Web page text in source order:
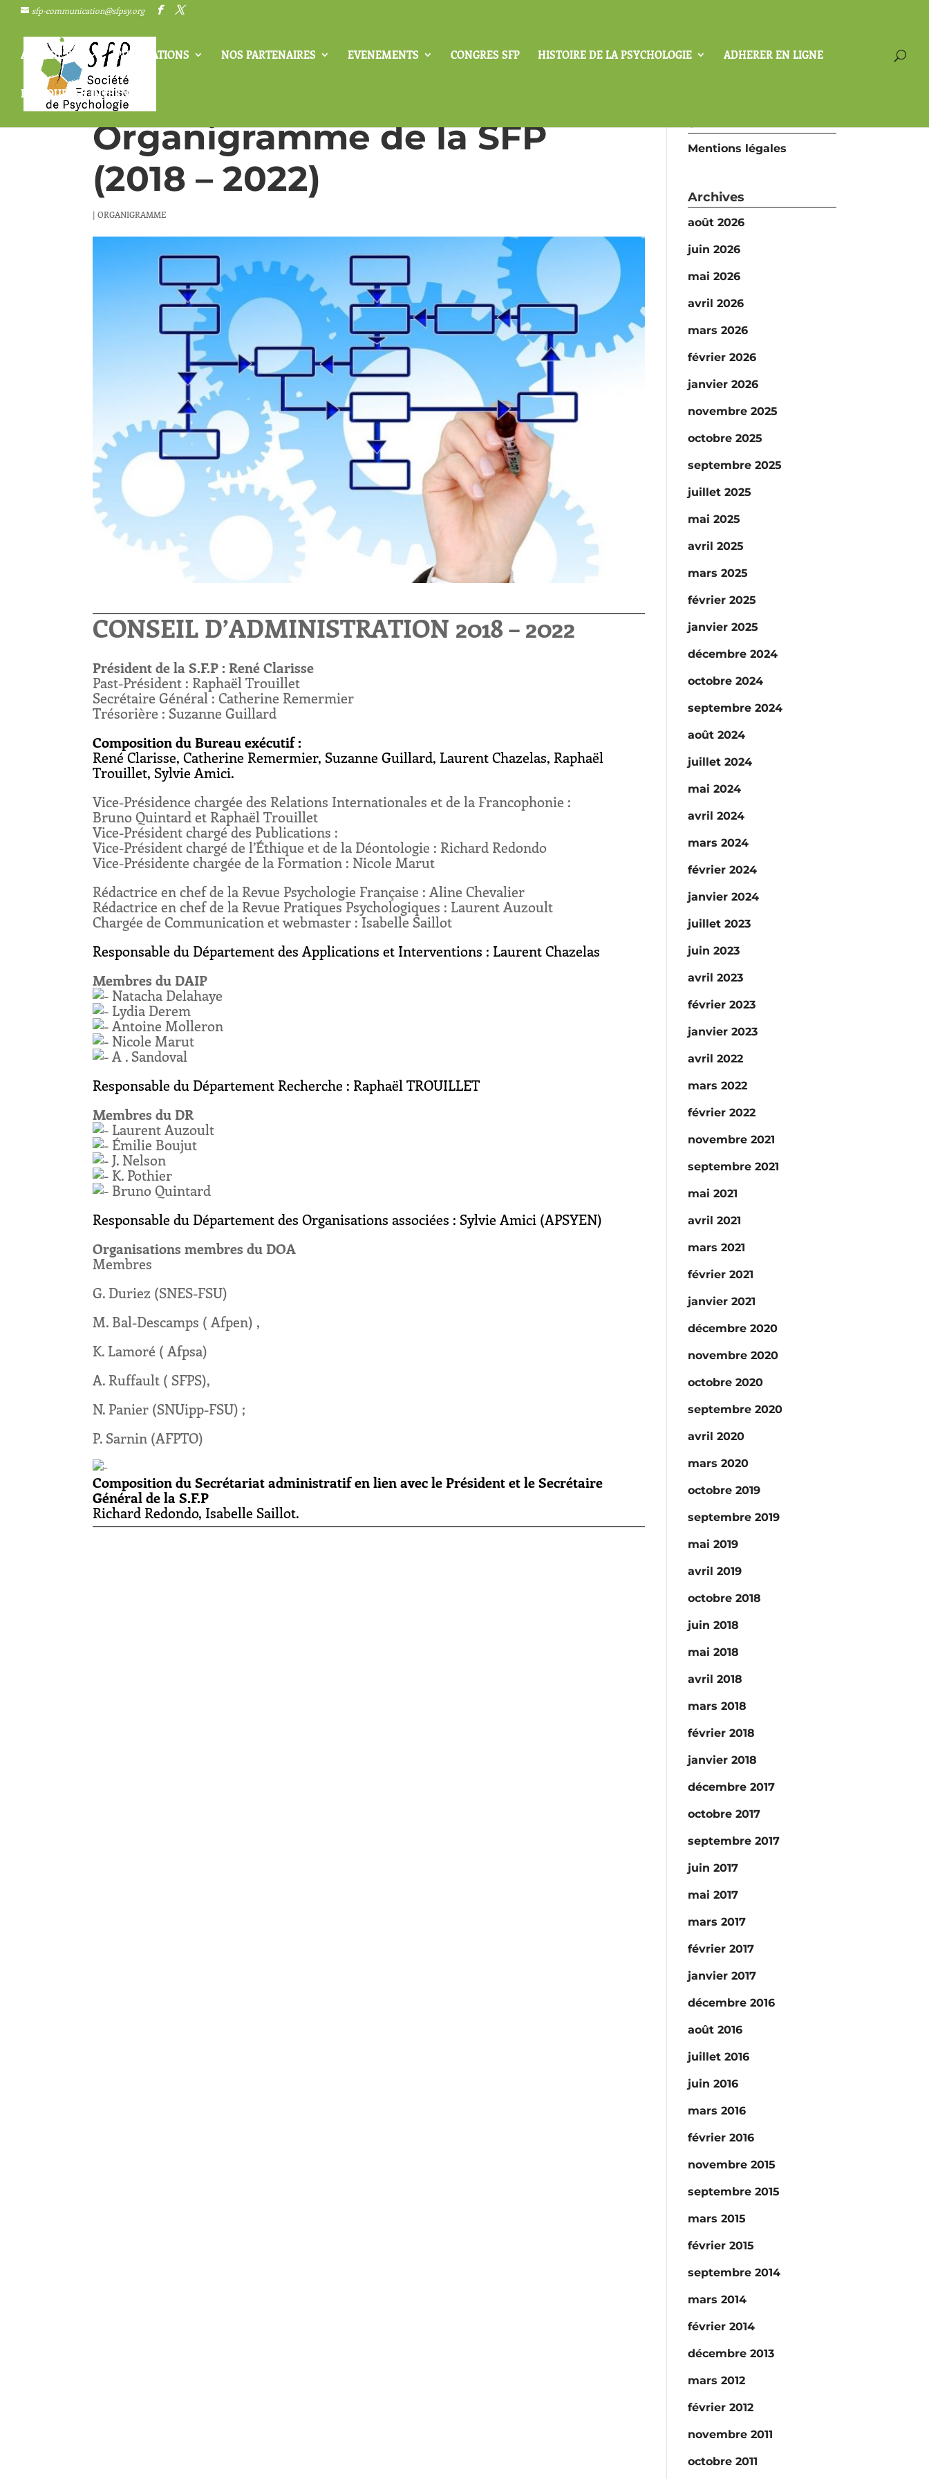
sfp-communication@sfpsy.org
ACCUEIL SFP PUBLICATIONS NOS PARTENAIRES EVENEMENTS CONGRES SFP HISTOIRE DE LA PSYCHOLOGIE ADHERER EN LIGNE
RESSOURCES INTERNES
Organigramme de la SFP
(2018 – 2022)
|ORGANIGRAMME
CONSEIL D’ADMINISTRATION 2018 – 2022
Président de la S.F.P : René Clarisse
Past-Président : Raphaël Trouillet
Secrétaire Général : Catherine Remermier
Trésorière : Suzanne Guillard
Composition du Bureau exécutif :
René Clarisse, Catherine Remermier, Suzanne Guillard, Laurent Chazelas, Raphaël
Trouillet, Sylvie Amici.
Vice-Présidence chargée des Relations Internationales et de la Francophonie :
Bruno Quintard et Raphaël Trouillet
Vice-Président chargé des Publications :
Vice-Président chargé de l’Éthique et de la Déontologie : Richard Redondo
Vice-Présidente chargée de la Formation : Nicole Marut
Rédactrice en chef de la Revue Psychologie Française : Aline Chevalier
Rédactrice en chef de la Revue Pratiques Psychologiques : Laurent Auzoult
Chargée de Communication et webmaster : Isabelle Saillot
Responsable du Département des Applications et Interventions : Laurent Chazelas
Membres du DAIP
Natacha Delahaye
Lydia Derem
Antoine Molleron
Nicole Marut
A . Sandoval
Responsable du Département Recherche : Raphaël TROUILLET
Membres du DR
Laurent Auzoult
Émilie Boujut
J. Nelson
K. Pothier
Bruno Quintard
Responsable du Département des Organisations associées : Sylvie Amici (APSYEN)
Organisations membres du DOA
Membres
G. Duriez (SNES-FSU)
M. Bal-Descamps ( Afpen) ,
K. Lamoré ( Afpsa)
A. Ruffault ( SFPS),
N. Panier (SNUipp-FSU) ;
P. Sarnin (AFPTO)
Composition du Secrétariat administratif en lien avec le Président et le Secrétaire
Général de la S.F.P
Richard Redondo, Isabelle Saillot.
Mentions légales
Archives
août 2026
juin 2026
mai 2026
avril 2026
mars 2026
février 2026
janvier 2026
novembre 2025
octobre 2025
septembre 2025
juillet 2025
mai 2025
avril 2025
mars 2025
février 2025
janvier 2025
décembre 2024
octobre 2024
septembre 2024
août 2024
juillet 2024
mai 2024
avril 2024
mars 2024
février 2024
janvier 2024
juillet 2023
juin 2023
avril 2023
février 2023
janvier 2023
avril 2022
mars 2022
février 2022
novembre 2021
septembre 2021
mai 2021
avril 2021
mars 2021
février 2021
janvier 2021
décembre 2020
novembre 2020
octobre 2020
septembre 2020
avril 2020
mars 2020
octobre 2019
septembre 2019
mai 2019
avril 2019
octobre 2018
juin 2018
mai 2018
avril 2018
mars 2018
février 2018
janvier 2018
décembre 2017
octobre 2017
septembre 2017
juin 2017
mai 2017
mars 2017
février 2017
janvier 2017
décembre 2016
août 2016
juillet 2016
juin 2016
mars 2016
février 2016
novembre 2015
septembre 2015
mars 2015
février 2015
septembre 2014
mars 2014
février 2014
décembre 2013
mars 2012
février 2012
novembre 2011
octobre 2011